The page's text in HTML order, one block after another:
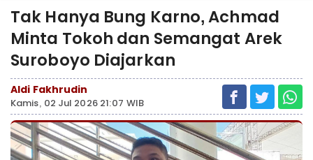
Tak Hanya Bung Karno, Achmad
Minta Tokoh dan Semangat Arek
Suroboyo Diajarkan
Aldi Fakhrudin
Kamis, 02 Jul 2026 21:07 WIB